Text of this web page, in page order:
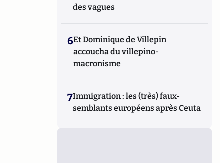
des vagues
6Et Dominique de Villepin
accoucha du villepino-
macronisme
7Immigration : les (très) faux-
semblants européens après Ceuta